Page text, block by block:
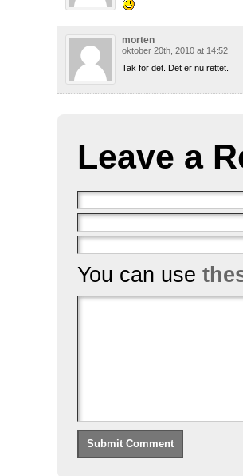
morten
oktober 20th, 2010 at 14:52
Tak for det. Det er nu rettet.
Leave a
You can use